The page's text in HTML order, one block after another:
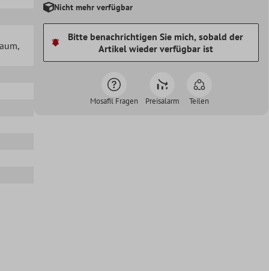
,
Nicht mehr verfügbar
Bitte benachrichtigen Sie mich, sobald der
Artikel wieder verfügbar ist
Mosafil Fragen Preisalarm Teilen